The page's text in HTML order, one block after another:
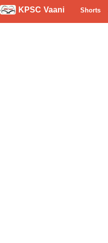
KPSC Vaani Shorts